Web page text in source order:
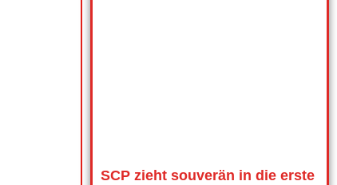
SCP zieht souverän in die erste